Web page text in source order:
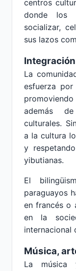
centros
donde los
socializar,
sus lazos
La
esfuerza
además
culturales.
a la cultura
y
yibutianas.
El
paraguayos
en francés o
en la
internacional
Música,
La música